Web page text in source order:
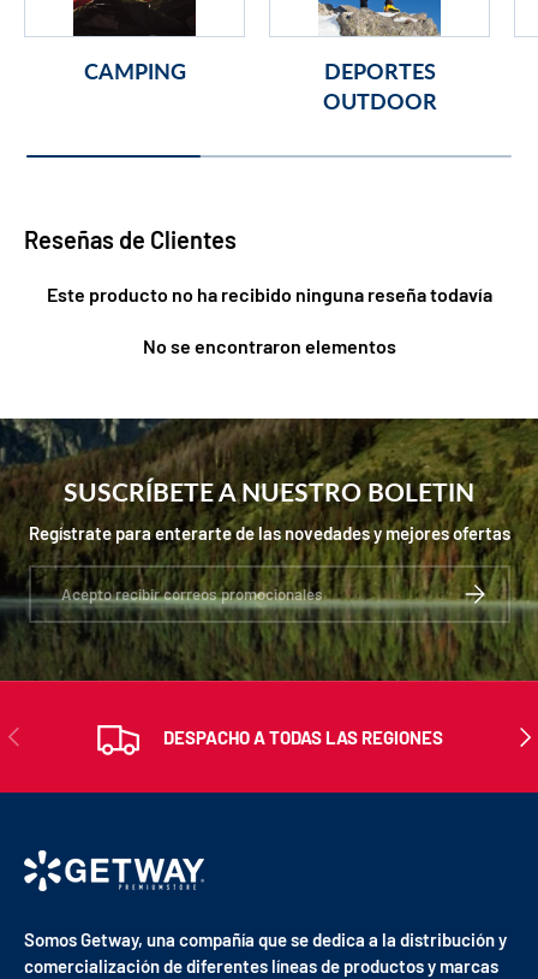
CAMPING
DEPORTES
OUTDOOR
Reseñas de Clientes
Este producto no ha recibido ninguna reseña todavía
No se encontraron elementos
SUSCRÍBETE A NUESTRO BOLETIN
Regístrate para enterarte de las novedades y mejores ofertas
Correo electrónico
ANTERIOR DESPACHO A TODAS LAS REGIONES
Somos Getway, una compañía que se dedica a la distribución y
comercialización de diferentes líneas de productos y marcas